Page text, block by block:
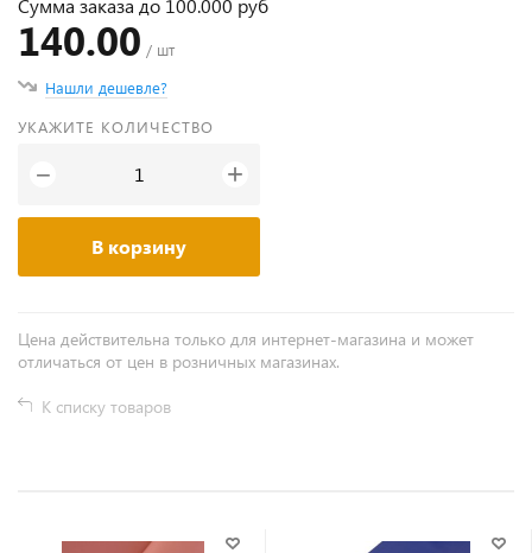
Сумма заказа до 100.000 руб
140.00 / шт
Нашли дешевле?
УКАЖИТЕ КОЛИЧЕСТВО
− +
В корзину
Цена действительна только для интернет-магазина и может
отличаться от цен в розничных магазинах.
К списку товаров